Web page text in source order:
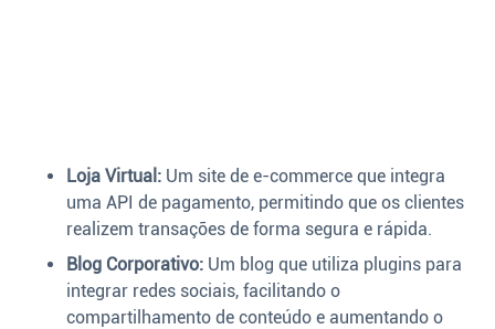
Loja Virtual: Um site de e-commerce que integra
uma API de pagamento, permitindo que os clientes
realizem transações de forma segura e rápida.
Blog Corporativo: Um blog que utiliza plugins para
integrar redes sociais, facilitando o
compartilhamento de conteúdo e aumentando o